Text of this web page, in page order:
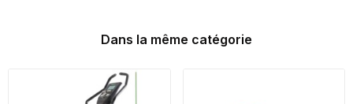
Dans la même catégorie